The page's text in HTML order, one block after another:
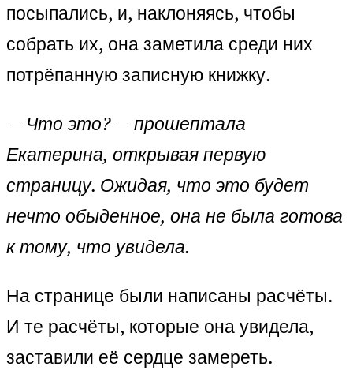
посыпались, и, наклоняясь, чтобы
собрать их, она заметила среди них
потрёпанную записную книжку.
— Что это? — прошептала
Екатерина, открывая первую
страницу. Ожидая, что это будет
нечто обыденное, она не была готова
к тому, что увидела.
На странице были написаны расчёты.
И те расчёты, которые она увидела,
заставили её сердце замереть.